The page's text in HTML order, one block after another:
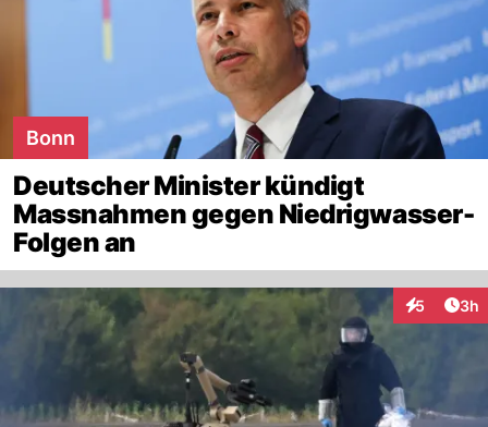
Bonn
Deutscher Minister kündigt
Massnahmen gegen Niedrigwasser-
Folgen an
5 3h